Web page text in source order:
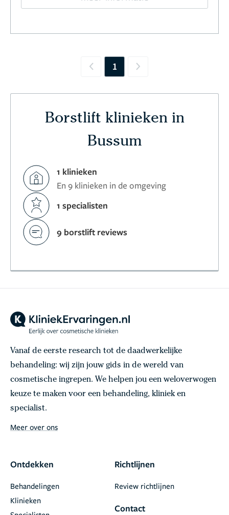
Previous
1 Next
Borstlift klinieken in
Bussum
1 klinieken
En 9 klinieken in de omgeving
1 specialisten
9 borstlift reviews
Vanaf de eerste research tot de daadwerkelijke
behandeling: wij zijn jouw gids in de wereld van
cosmetische ingrepen. We helpen jou een weloverwogen
keuze te maken voor een behandeling, kliniek en
specialist.
Meer over ons
Ontdekken
Behandelingen
Klinieken
Richtlijnen
Review richtlijnen
Contact